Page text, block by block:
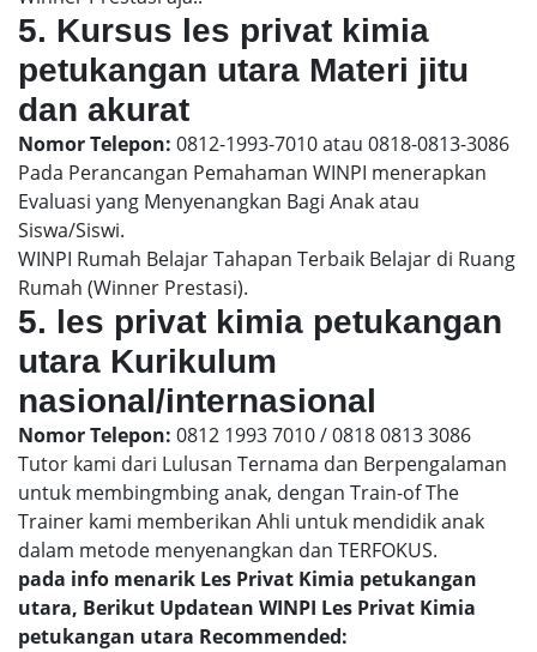
5. Kursus les privat kimia
petukangan utara Materi jitu
dan akurat
Nomor Telepon: 0812-1993-7010 atau 0818-0813-3086
Pada Perancangan Pemahaman WINPI menerapkan
Evaluasi yang Menyenangkan Bagi Anak atau
Siswa/Siswi.
WINPI Rumah Belajar Tahapan Terbaik Belajar di Ruang
Rumah (Winner Prestasi).
5. les privat kimia petukangan
utara Kurikulum
nasional/internasional
Nomor Telepon: 0812 1993 7010 / 0818 0813 3086
Tutor kami dari Lulusan Ternama dan Berpengalaman
untuk membingmbing anak, dengan Train-of The
Trainer kami memberikan Ahli untuk mendidik anak
dalam metode menyenangkan dan TERFOKUS.
pada info menarik Les Privat Kimia petukangan
utara, Berikut Updatean WINPI Les Privat Kimia
petukangan utara Recommended: